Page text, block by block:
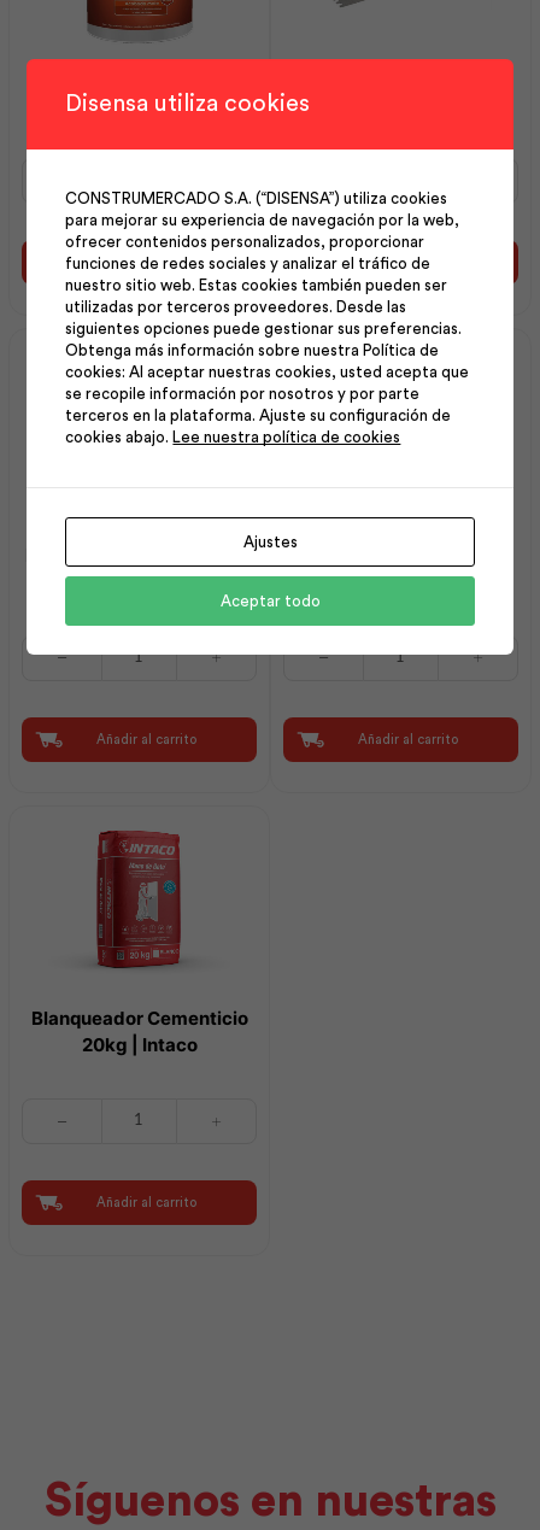
Marfil 5 gl | Pintuco
gl
Pintuco
cantidad
Añadir al carrito
280x120
Dentada
6x6x6
|
Workpro
cantidad
Añadir al carrito
Intervinil Látex Mate Base
Pastel 5 gl | Pintuco
Intervinil
Base
Pastel
5
Añadir al carrito
Plástico | Best Value
Mango
Plástico
|
Añadir al carrito
Blanqueador Cementicio
20kg | Intaco
Intaco
cantidad
Añadir al carrito
Síguenos en nuestras
Disensa utiliza cookies
CONSTRUMERCADO S.A. (“DISENSA”) utiliza cookies
para mejorar su experiencia de navegación por la web,
ofrecer contenidos personalizados, proporcionar
funciones de redes sociales y analizar el tráfico de
nuestro sitio web. Estas cookies también pueden ser
utilizadas por terceros proveedores. Desde las
siguientes opciones puede gestionar sus preferencias.
Obtenga más información sobre nuestra Política de
cookies: Al aceptar nuestras cookies, usted acepta que
se recopile información por nosotros y por parte
terceros en la plataforma. Ajuste su configuración de
cookies abajo.
Lee nuestra política de cookies
Ajustes
Aceptar todo